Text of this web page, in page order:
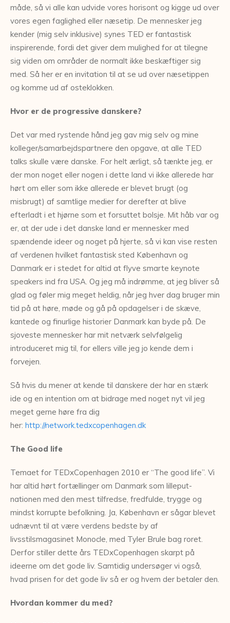
måde, så vi alle kan udvide vores horisont og kigge ud over
vores egen faglighed eller næsetip. De mennesker jeg
kender (mig selv inklusive) synes TED er fantastisk
inspirerende, fordi det giver dem mulighed for at tilegne
sig viden om områder de normalt ikke beskæftiger sig
med. Så her er en invitation til at se ud over næsetippen
og komme ud af osteklokken.
Hvor er de progressive danskere?
Det var med rystende hånd jeg gav mig selv og mine
kolleger/samarbejdspartnere den opgave, at alle TED
talks skulle være danske. For helt ærligt, så tænkte jeg, er
der mon noget eller nogen i dette land vi ikke allerede har
hørt om eller som ikke allerede er blevet brugt (og
misbrugt) af samtlige medier for derefter at blive
efterladt i et hjørne som et forsuttet bolsje. Mit håb var og
er, at der ude i det danske land er mennesker med
spændende ideer og noget på hjerte, så vi kan vise resten
af verdenen hvilket fantastisk sted København og
Danmark er i stedet for altid at flyve smarte keynote
speakers ind fra USA. Og jeg må indrømme, at jeg bliver så
glad og føler mig meget heldig, når jeg hver dag bruger min
tid på at høre, møde og gå på opdagelser i de skæve,
kantede og finurlige historier Danmark kan byde på. De
sjoveste mennesker har mit netværk selvfølgelig
introduceret mig til, for ellers ville jeg jo kende dem i
forvejen.
Så hvis du mener at kende til danskere der har en stærk
ide og en intention om at bidrage med noget nyt vil jeg
meget gerne høre fra dig
her: http://network.tedxcopenhagen.dk
The Good life
Temaet for TEDxCopenhagen 2010 er “The good life”. Vi
har altid hørt fortællinger om Danmark som lilleput-
nationen med den mest tilfredse, fredfulde, trygge og
mindst korrupte befolkning. Ja, København er sågar blevet
udnævnt til at være verdens bedste by af
livsstilsmagasinet Monocle, med Tyler Brule bag roret.
Derfor stiller dette års TEDxCopenhagen skarpt på
ideerne om det gode liv. Samtidig undersøger vi også,
hvad prisen for det gode liv så er og hvem der betaler den.
Hvordan kommer du med?